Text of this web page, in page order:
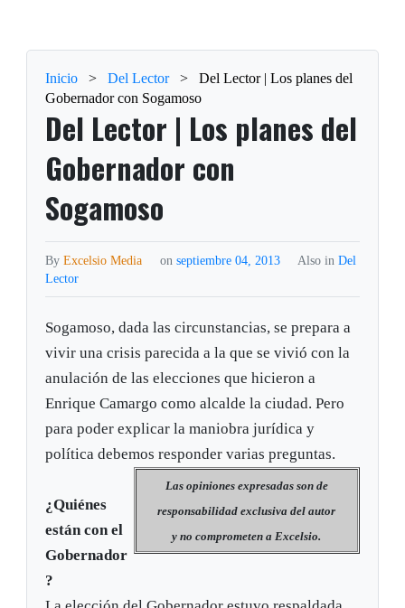
Inicio > Del Lector >
Del Lector | Los planes del
Gobernador con Sogamoso
Del Lector | Los planes del
Gobernador con
Sogamoso
ByExcelsio Media on septiembre 04, 2013 Also in Del
Lector
Sogamoso, dada las circunstancias, se prepara a
vivir una crisis parecida a la que se vivió con la
anulación de las elecciones que hicieron a
Enrique Camargo como alcalde la ciudad. Pero
para poder explicar la maniobra jurídica y
política debemos responder varias preguntas.
Las opiniones expresadas son de
responsabilidad exclusiva del autor
y no comprometen aExcelsio.
¿Quiénes
están con el
Gobernador
?